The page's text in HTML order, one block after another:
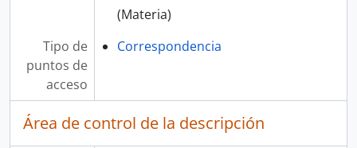
(Materia)
Tipo de
puntos de
acceso
Correspondencia
Área de control de la descripción